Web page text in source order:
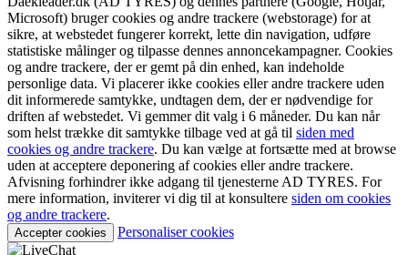
Microsoft) bruger cookies og andre trackere (webstorage) for at
sikre, at webstedet fungerer korrekt, lette din navigation, udføre
statistiske målinger og tilpasse dennes annoncekampagner. Cookies
og andre trackere, der er gemt på din enhed, kan indeholde
personlige data. Vi placerer ikke cookies eller andre trackere uden
dit informerede samtykke, undtagen dem, der er nødvendige for
driften af ​​webstedet. Vi gemmer dit valg i 6 måneder. Du kan når
som helst trække dit samtykke tilbage ved at gå til siden med
cookies og andre trackere. Du kan vælge at fortsætte med at browse
uden at acceptere deponering af cookies eller andre trackere.
Afvisning forhindrer ikke adgang til tjenesterne AD TYRES. For
mere information, inviterer vi dig til at konsultere siden om cookies
og andre trackere.
Accepter cookies Personaliser cookies